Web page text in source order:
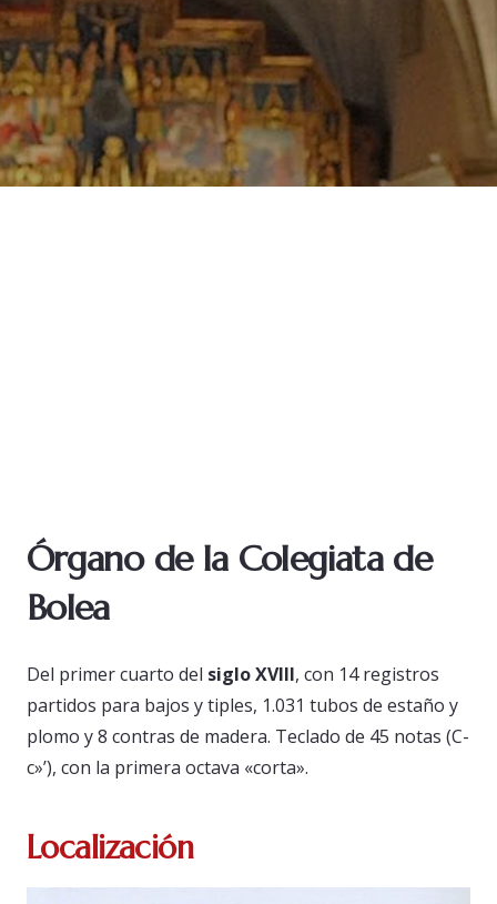
Órgano de la Colegiata de
Bolea
Del primer cuarto del siglo XVIII, con 14 registros
partidos para bajos y tiples, 1.031 tubos de estaño y
plomo y 8 contras de madera. Teclado de 45 notas (C-
c»’), con la primera octava «corta».
Localización